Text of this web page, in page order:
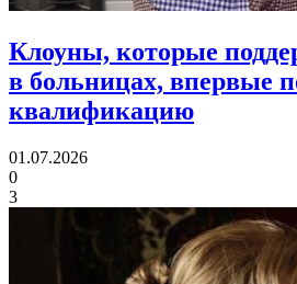
Клоуны, которые
в больницах, впервые
квалификацию
01.07.2026
0
3